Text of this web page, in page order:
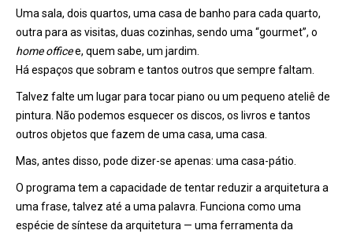
Uma sala, dois quartos, uma casa de banho para cada quarto,
outra para as visitas, duas cozinhas, sendo uma “gourmet”, o
home officee, quem sabe, um jardim.
Há espaços que sobram e tantos outros que sempre faltam.
Talvez falte um lugar para tocar piano ou um pequeno ateliê de
pintura. Não podemos esquecer os discos, os livros e tantos
outros objetos que fazem de uma casa, uma casa.
Mas, antes disso, pode dizer-se apenas: uma casa-pátio.
O programa tem a capacidade de tentar reduzir a arquitetura a
uma frase, talvez até a uma palavra. Funciona como uma
espécie de síntese da arquitetura — uma ferramenta da